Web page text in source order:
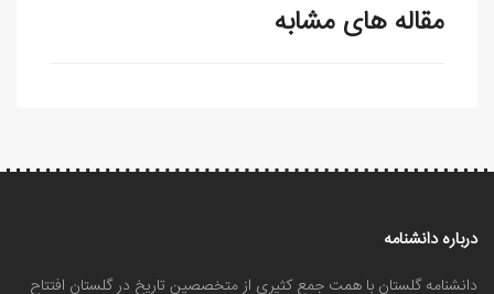
مقاله های مشابه
درباره دانشنامه
دانشنامه گلستان با همت جمع کثیری از متخصصین تاریخ در گلستان افتتاح